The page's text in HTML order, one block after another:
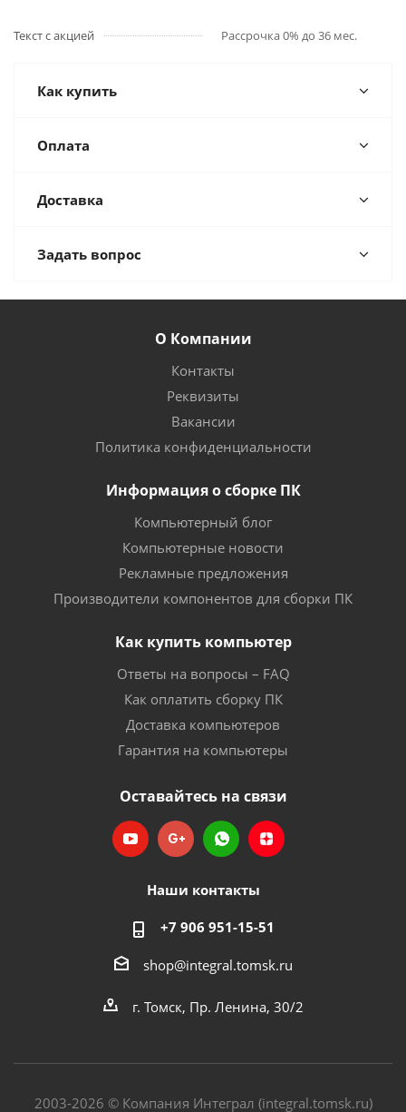
Текст с акцией Рассрочка 0% до 36 мес.
Как купить
Оплата
Доставка
Задать вопрос
О Компании
Контакты
Реквизиты
Вакансии
Политика конфиденциальности
Информация о сборке ПК
Компьютерный блог
Компьютерные новости
Рекламные предложения
Производители компонентов для сборки ПК
Как купить компьютер
Ответы на вопросы – FAQ
Как оплатить сборку ПК
Доставка компьютеров
Гарантия на компьютеры
Оставайтесь на связи
Наши контакты
+7 906 951-15-51
shop@integral.tomsk.ru
г. Томск, Пр. Ленина, 30/2
2003-2026 © Компания Интеграл (integral.tomsk.ru)